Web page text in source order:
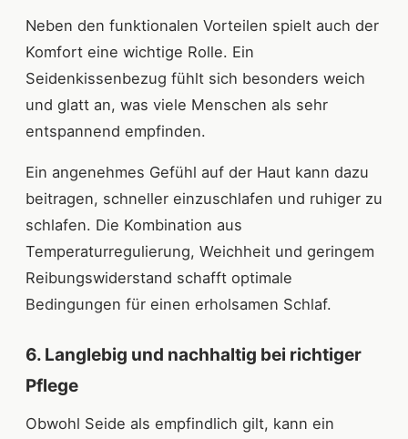
Neben den funktionalen Vorteilen spielt auch der
Komfort eine wichtige Rolle. Ein
Seidenkissenbezug fühlt sich besonders weich
und glatt an, was viele Menschen als sehr
entspannend empfinden.
Ein angenehmes Gefühl auf der Haut kann dazu
beitragen, schneller einzuschlafen und ruhiger zu
schlafen. Die Kombination aus
Temperaturregulierung, Weichheit und geringem
Reibungswiderstand schafft optimale
Bedingungen für einen erholsamen Schlaf.
6. Langlebig und nachhaltig bei richtiger
Pflege
Obwohl Seide als empfindlich gilt, kann ein